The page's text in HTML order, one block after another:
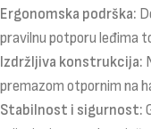
Ergonomska podrška:
pravilnu potporu leđima
Izdržljiva konstrukcija:
premazom otpornim na
Stabilnost i sigurnost: